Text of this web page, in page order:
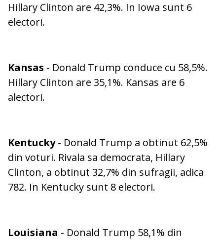
Hillary Clinton are 42,3%. In Iowa sunt 6
electori.
Kansas - Donald Trump conduce cu 58,5%.
Hillary Clinton are 35,1%. Kansas are 6
alectori.
Kentucky- Donald Trump a obtinut 62,5%
din voturi. Rivala sa democrata, Hillary
Clinton, a obtinut 32,7% din sufragii, adica
782. In Kentucky sunt 8 electori.
Louisiana - Donald Trump 58,1% din